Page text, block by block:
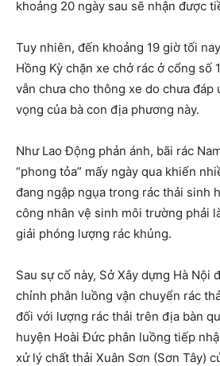
khoảng 20 ngày sau sẽ nhận được
Tuy nhiên, đến khoảng 19 giờ tối
Hồng Kỳ chặn xe chở rác ở cổng số
vẫn chưa cho thông xe do chưa đáp
vọng của bà con địa phương này.
Như Lao Động phản ánh, bãi rác
“phong tỏa” mấy ngày qua khiến
đang ngập ngụa trong rác thải sinh
công nhân vệ sinh môi trường phải
giải phóng lượng rác khủng.
Sau sự cố này, Sở Xây dựng Hà Nội
chỉnh phân luồng vận chuyển rác
đối với lượng rác thải trên địa bàn
huyện Hoài Đức phân luồng tiếp
xử lý chất thải Xuân Sơn (Sơn Tây)